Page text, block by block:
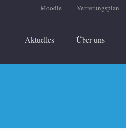
Moodle Vertretungsplan
Aktuelles Über uns